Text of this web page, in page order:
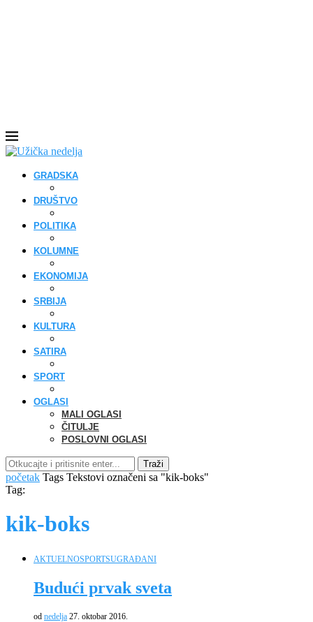
GRADSKA
DRUŠTVO
POLITIKA
KOLUMNE
EKONOMIJA
SRBIJA
KULTURA
SATIRA
SPORT
OGLASI
MALI OGLASI
ČITULJE
POSLOVNI OGLASI
Traži
početak Tags Tekstovi označeni sa "kik-boks"
Tag:
kik-boks
AKTUELNOSPORTSUGRAĐANI
Budući prvak sveta
od nedelja 27. oktobar 2016.